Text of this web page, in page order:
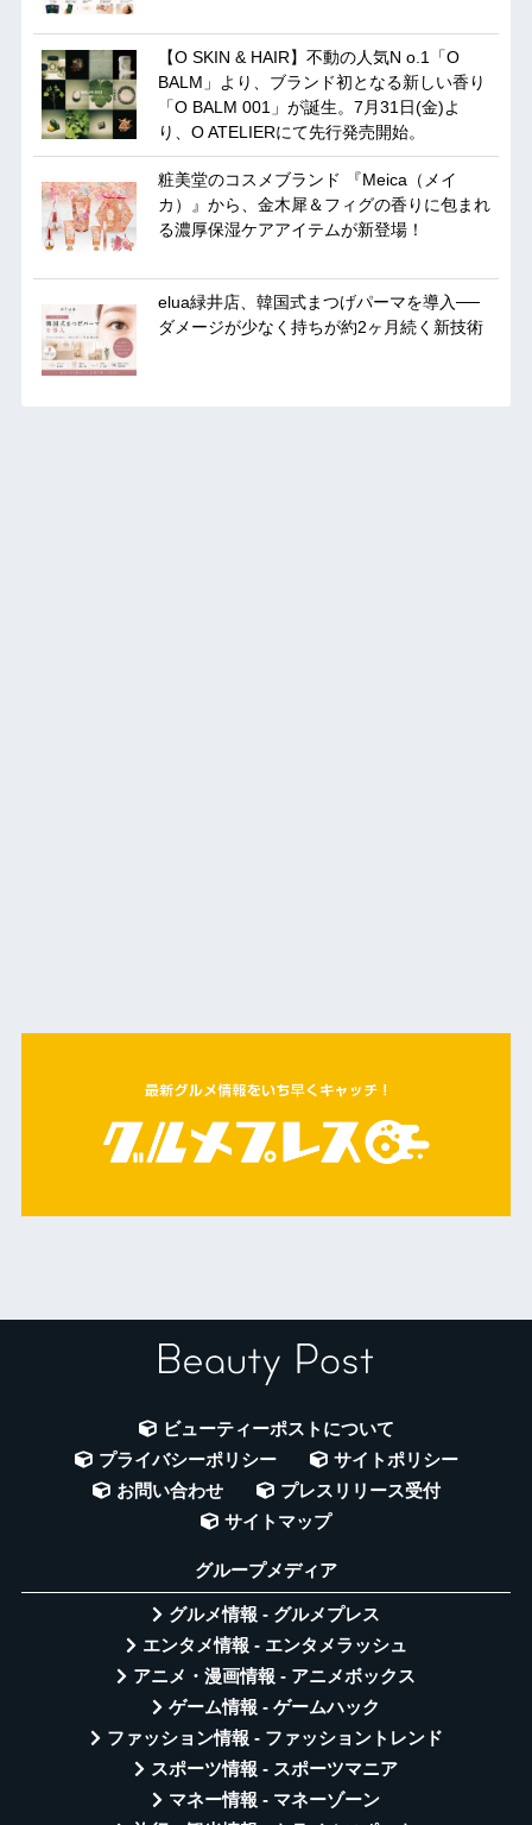
【O SKIN & HAIR】不動の人気N o.1「O
BALM」より、ブランド初となる新しい香り
「O BALM 001」が誕生。7月31日(金)よ
り、O ATELIERにて先行発売開始。
粧美堂のコスメブランド 『Meica（メイ
カ）』から、金木犀＆フィグの香りに包まれ
る濃厚保湿ケアアイテムが新登場！
elua緑井店、韓国式まつげパーマを導入──
ダメージが少なく持ちが約2ヶ月続く新技術
ビューティーポストについて
プライバシーポリシー
サイトポリシー
お問い合わせ
プレスリリース受付
サイトマップ
グループメディア
グルメ情報 - グルメプレス
エンタメ情報 - エンタメラッシュ
アニメ・漫画情報 - アニメボックス
ゲーム情報 - ゲームハック
ファッション情報 - ファッショントレンド
スポーツ情報 - スポーツマニア
マネー情報 - マネーゾーン